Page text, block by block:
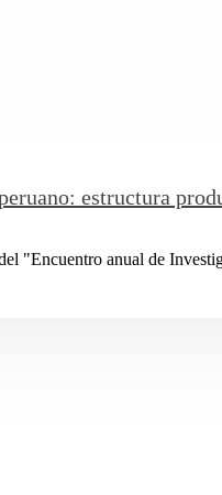
estructura
"Encuentro anual de